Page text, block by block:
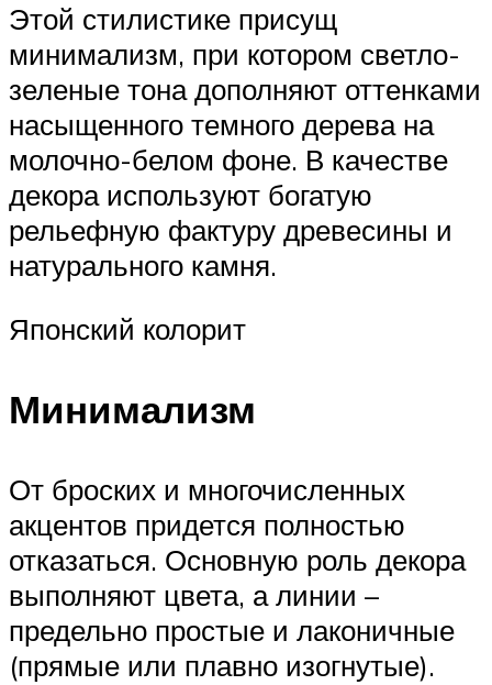
Этой стилистике присущ
минимализм, при котором светло-
зеленые тона дополняют оттенками
насыщенного темного дерева на
молочно-белом фоне. В качестве
декора используют богатую
рельефную фактуру древесины и
натурального камня.
Японский колорит
Минимализм
От броских и многочисленных
акцентов придется полностью
отказаться. Основную роль декора
выполняют цвета, а линии –
предельно простые и лаконичные
(прямые или плавно изогнутые).